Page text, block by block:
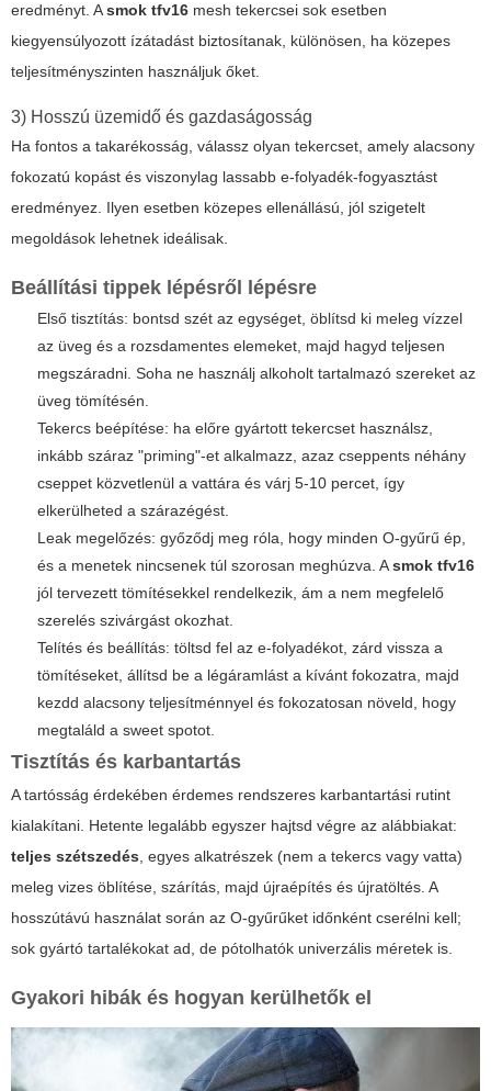
eredményt. Asmok tfv16 mesh tekercsei sok esetben
kiegyensúlyozott ízátadást biztosítanak, különösen, ha közepes
teljesítményszinten használjuk őket.
3) Hosszú üzemidő és gazdaságosság
Ha fontos a takarékosság, válassz olyan tekercset, amely alacsony
fokozatú kopást és viszonylag lassabb e-folyadék-fogyasztást
eredményez. Ilyen esetben közepes ellenállású, jól szigetelt
megoldások lehetnek ideálisak.
Beállítási tippek lépésről lépésre
Első tisztítás: bontsd szét az egységet, öblítsd ki meleg vízzel
az üveg és a rozsdamentes elemeket, majd hagyd teljesen
megszáradni. Soha ne használj alkoholt tartalmazó szereket az
üveg tömítésén.
Tekercs beépítése: ha előre gyártott tekercset használsz,
inkább száraz "priming"-et alkalmazz, azaz cseppents néhány
cseppet közvetlenül a vattára és várj 5-10 percet, így
elkerülheted a szárazégést.
Leak megelőzés: győződj meg róla, hogy minden O-gyűrű ép,
és a menetek nincsenek túl szorosan meghúzva. Asmok tfv16
jól tervezett tömítésekkel rendelkezik, ám a nem megfelelő
szerelés szivárgást okozhat.
Telítés és beállítás: töltsd fel az e-folyadékot, zárd vissza a
tömítéseket, állítsd be a légáramlást a kívánt fokozatra, majd
kezdd alacsony teljesítménnyel és fokozatosan növeld, hogy
megtaláld a sweet spotot.
Tisztítás és karbantartás
A tartósság érdekében érdemes rendszeres karbantartási rutint
kialakítani. Hetente legalább egyszer hajtsd végre az alábbiakat:
teljes szétszedés, egyes alkatrészek (nem a tekercs vagy vatta)
meleg vizes öblítése, szárítás, majd újraépítés és újratöltés. A
hosszútávú használat során az O-gyűrűket időnként cserélni kell;
sok gyártó tartalékokat ad, de pótolhatók univerzális méretek is.
Gyakori hibák és hogyan kerülhetők el